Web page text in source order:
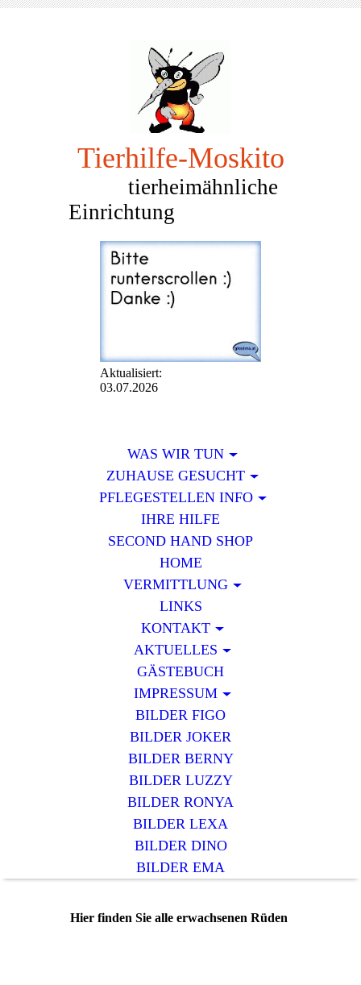
Tierhilfe-Moskito
tierheimähnliche
Einrichtung
Aktualisiert:
03.07.2026
WAS WIR TUN
ZUHAUSE GESUCHT
PFLEGESTELLEN INFO
IHRE HILFE
SECOND HAND SHOP
HOME
VERMITTLUNG
LINKS
KONTAKT
AKTUELLES
GÄSTEBUCH
IMPRESSUM
BILDER FIGO
BILDER JOKER
BILDER BERNY
BILDER LUZZY
BILDER RONYA
BILDER LEXA
BILDER DINO
BILDER EMA
Hier finden Sie alle erwachsenen Rüden